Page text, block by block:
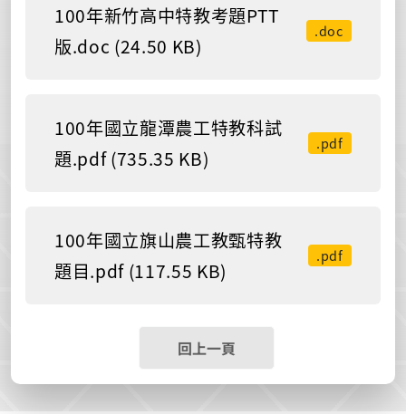
100年新竹高中特教考題PTT
版.doc (24.50 KB)
.doc
100年國立龍潭農工特教科試
題.pdf (735.35 KB)
.pdf
100年國立旗山農工教甄特教
題目.pdf (117.55 KB)
.pdf
回上一頁